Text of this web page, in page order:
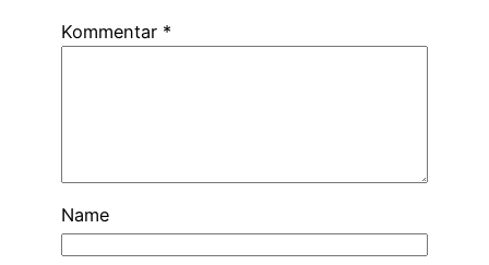
Kommentar *
Name